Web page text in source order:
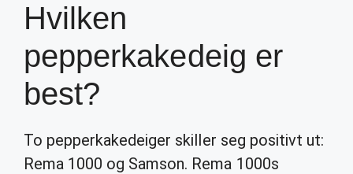
Hvilken
pepperkakedeig er
best?
To pepperkakedeiger skiller seg positivt ut:
Rema 1000 og Samson. Rema 1000s